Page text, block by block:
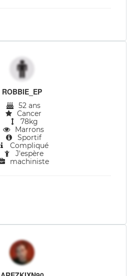
ROBBIE_EP
52 ans
Cancer
78kg
Marrons
Sportif
Compliqué
J'espère
machiniste